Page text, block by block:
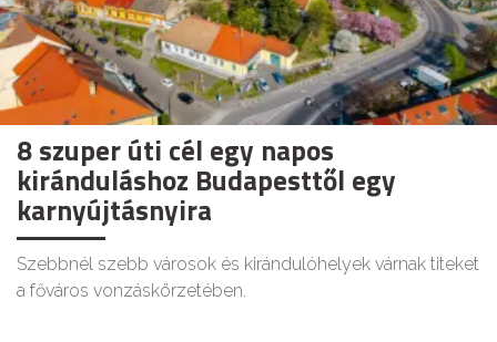
8 szuper úti cél egy napos
kiránduláshoz Budapesttől egy
karnyújtásnyira
Szebbnél szebb városok és kirándulóhelyek várnak titeket
a főváros vonzáskörzetében.